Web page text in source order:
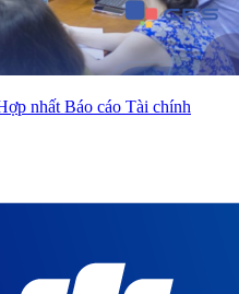
nhất Báo cáo Tài chính